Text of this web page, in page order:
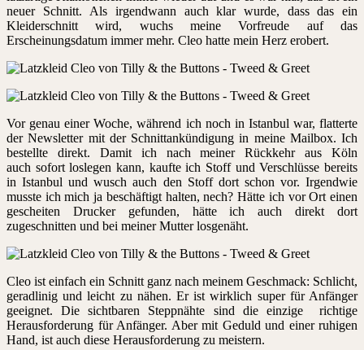
neuer Schnitt. Als irgendwann auch klar wurde, dass das ein
Kleiderschnitt wird, wuchs meine Vorfreude auf das
Erscheinungsdatum immer mehr. Cleo hatte mein Herz erobert.
Vor genau einer Woche, während ich noch in Istanbul war, flatterte
der Newsletter mit der Schnittankündigung in meine Mailbox. Ich
bestellte direkt. Damit ich nach meiner Rückkehr aus Köln
auch sofort loslegen kann, kaufte ich Stoff und Verschlüsse bereits
in Istanbul und wusch auch den Stoff dort schon vor. Irgendwie
musste ich mich ja beschäftigt halten, nech? Hätte ich vor Ort einen
gescheiten Drucker gefunden, hätte ich auch direkt dort
zugeschnitten und bei meiner Mutter losgenäht.
Cleo ist einfach ein Schnitt ganz nach meinem Geschmack: Schlicht,
geradlinig und leicht zu nähen. Er ist wirklich super für Anfänger
geeignet. Die sichtbaren Steppnähte sind die einzige richtige
Herausforderung für Anfänger. Aber mit Geduld und einer ruhigen
Hand, ist auch diese Herausforderung zu meistern.